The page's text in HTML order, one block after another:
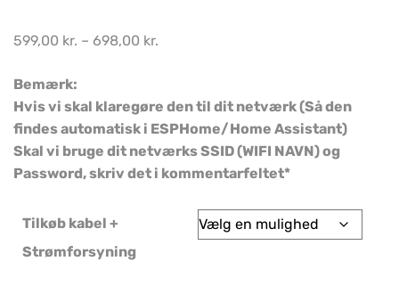
599,00 kr. – 698,00 kr.
Bemærk:
Hvis vi skal klaregøre den til dit netværk (Så den
findes automatisk i ESPHome/Home Assistant)
Skal vi bruge dit netværks SSID (WIFI NAVN) og
Password, skriv det i kommentarfeltet*
Tilkøb kabel +
Strømforsyning